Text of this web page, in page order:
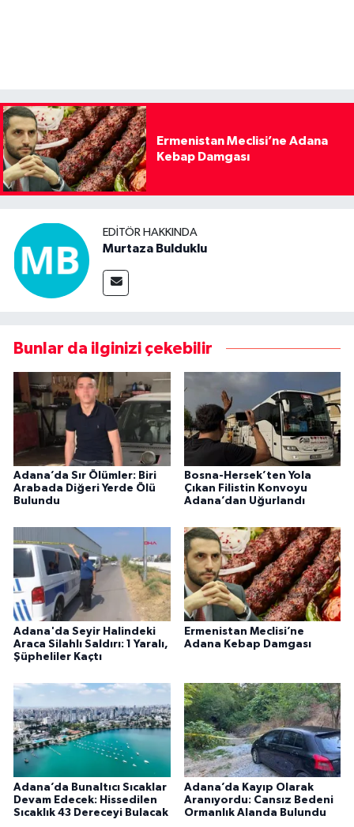
Ermenistan Meclisi’ne Adana
Kebap Damgası
EDITÖR HAKKINDA
Murtaza Bulduklu
Bunlar da ilginizi çekebilir
Adana’da Sır Ölümler: Biri
Arabada Diğeri Yerde Ölü
Bulundu
Bosna-Hersek’ten Yola
Çıkan Filistin Konvoyu
Adana’dan Uğurlandı
Adana'da Seyir Halindeki
Araca Silahlı Saldırı: 1 Yaralı,
Şüpheliler Kaçtı
Ermenistan Meclisi’ne
Adana Kebap Damgası
Adana’da Bunaltıcı Sıcaklar
Devam Edecek: Hissedilen
Sıcaklık 43 Dereceyi Bulacak
Adana’da Kayıp Olarak
Aranıyordu: Cansız Bedeni
Ormanlık Alanda Bulundu